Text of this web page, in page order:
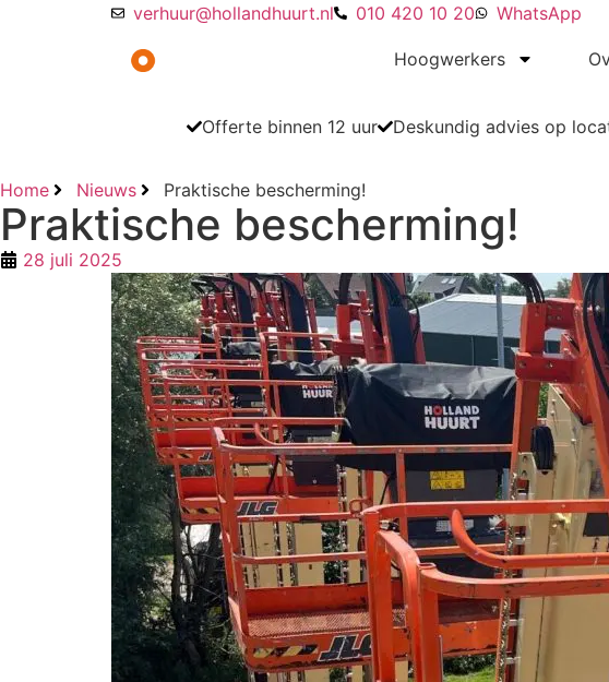
verhuur@hollandhuurt.nl 010 420 10 20 WhatsApp
Hoogwerkers
Offerte binnen 12 uur Deskundig advies op
Home Nieuws Praktische bescherming!
Praktische bescherming!
28 juli 2025